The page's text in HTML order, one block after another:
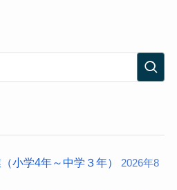
小学4年～中学３年）
2026年8